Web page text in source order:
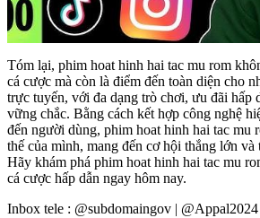
Tóm lại, phim hoat hinh hai tac mu rom
cá cược mà còn là điểm đến toàn diện cho
trực tuyến, với đa dạng trò chơi, ưu đãi hấp
vững chắc. Bằng cách kết hợp công nghệ
đến người dùng, phim hoat hinh hai tac mu
thế của mình, mang đến cơ hội thắng lớn và
Hãy khám phá phim hoat hinh hai tac mu
cá cược hấp dẫn ngay hôm nay.
Inbox tele : @subdomaingov |